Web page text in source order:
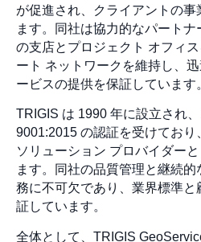
が促進され、クライアントの
ます。同社は協力的なパート
の支店とプロジェクト オフィ
ート ネットワークを維持し、
ービスの提供を保証しています
TRIGIS は 1990 年に設立され
9001:2015 の認証を受けており
ソリューション プロバイダー
ます。同社の品質管理と継続
務に不可欠であり、業界標準
証しています。
全体として、TRIGIS